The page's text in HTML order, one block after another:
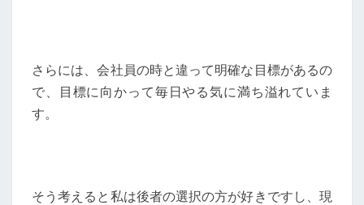
さらには、会社員の時と違って明確な目標があるの
で、目標に向かって毎日やる気に満ち溢れていま
す。
そう考えると私は後者の選択の方が好きですし、現